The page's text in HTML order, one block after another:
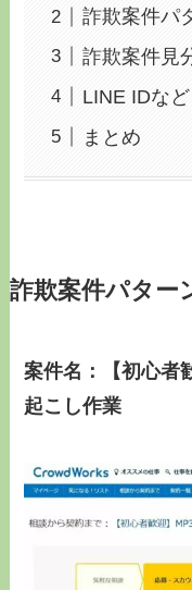
詐欺案件パ
詐欺案件見
LINE IDな
まとめ
詐欺案件パタ
案件名：【初心者
起こし作業